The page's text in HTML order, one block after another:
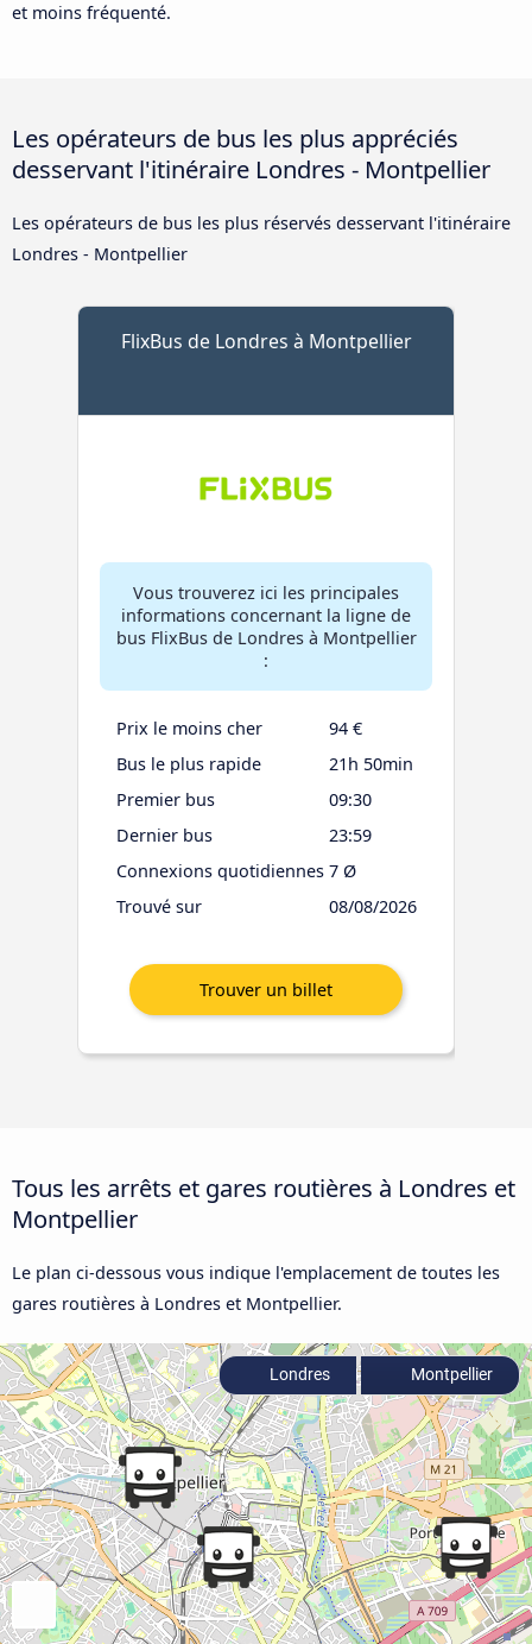
et moins fréquenté.
Les opérateurs de bus les plus appréciés
desservant l'itinéraire Londres - Montpellier
Les opérateurs de bus les plus réservés desservant l'itinéraire
Londres - Montpellier
FlixBus de Londres à Montpellier
Vous trouverez ici les principales
informations concernant la ligne de
bus FlixBus de Londres à Montpellier
:
Prix le moins cher
94 €
Bus le plus rapide
21h 50min
Premier bus
09:30
Dernier bus
23:59
Connexions quotidiennes 7 Ø
Trouvé sur
08/08/2026
Tous les arrêts et gares routières à Londres et
Montpellier
Le plan ci-dessous vous indique l'emplacement de toutes les
gares routières à Londres et Montpellier.
Londres Montpellier